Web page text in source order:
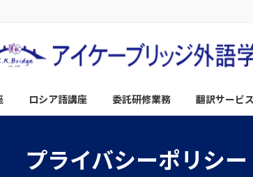
ロシア語講座 委託研修業務 翻訳サービス
プライバシーポリシー